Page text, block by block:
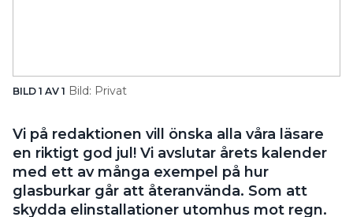
BILD 1 AV 1 Bild: Privat
Vi på redaktionen vill önska alla våra läsare
en riktigt god jul! Vi avslutar årets kalender
med ett av många exempel på hur
glasburkar går att återanvända. Som att
skydda elinstallationer utomhus mot regn.